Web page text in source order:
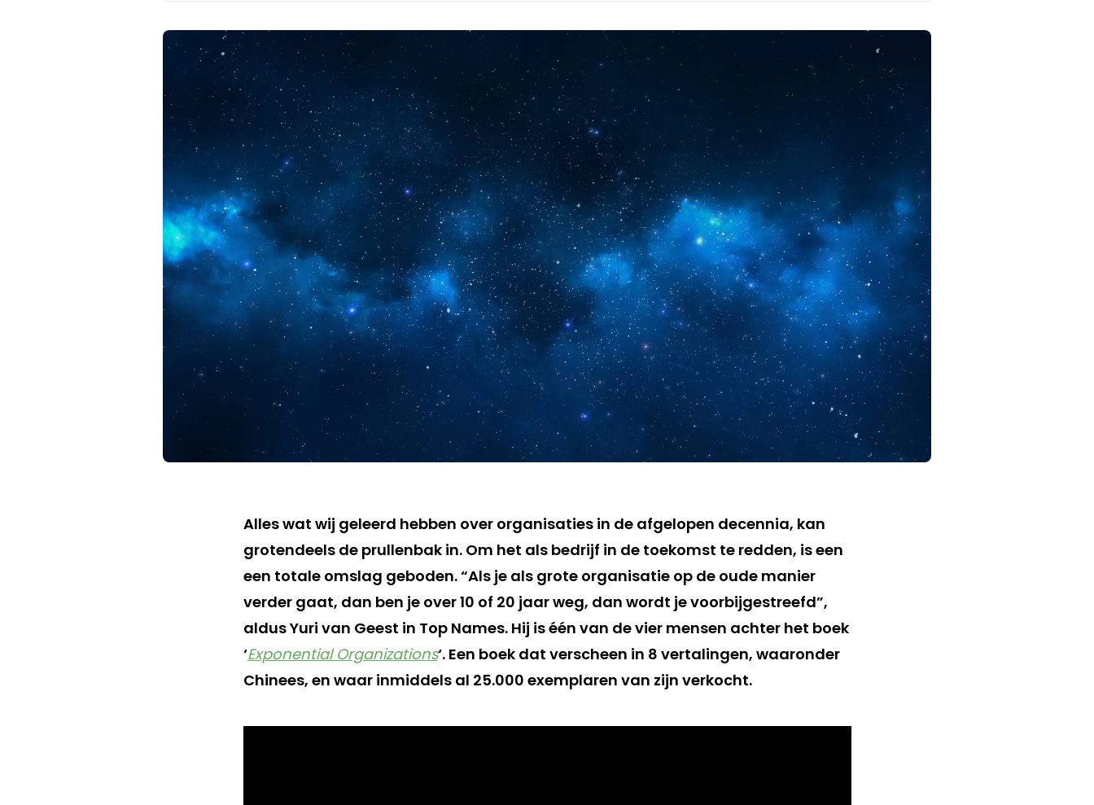
Alles wat wij geleerd hebben over organisaties in de afgelopen decennia, kan
grotendeels de prullenbak in. Om het als bedrijf in de toekomst te redden, is een
een totale omslag geboden. “Als je als grote organisatie op de oude manier
verder gaat, dan ben je over 10 of 20 jaar weg, dan wordt je voorbijgestreefd”,
aldus Yuri van Geest in Top Names. Hij is één van de vier mensen achter het boek
‘Exponential Organizations‘. Een boek dat verscheen in 8 vertalingen, waaronder
Chinees, en waar inmiddels al 25.000 exemplaren van zijn verkocht.